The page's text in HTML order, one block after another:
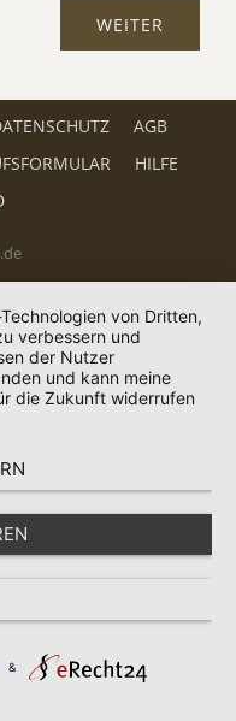
AGB
HILFE
von Dritten,
verbessern und
der Nutzer
und kann meine
die Zukunft widerrufen
&